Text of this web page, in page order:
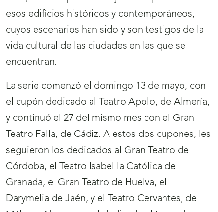
esos edificios históricos y contemporáneos,
cuyos escenarios han sido y son testigos de la
vida cultural de las ciudades en las que se
encuentran.
La serie comenzó el domingo 13 de mayo, con
el cupón dedicado al Teatro Apolo, de Almería,
y continuó el 27 del mismo mes con el Gran
Teatro Falla, de Cádiz. A estos dos cupones, les
seguieron los dedicados al Gran Teatro de
Córdoba, el Teatro Isabel la Católica de
Granada, el Gran Teatro de Huelva, el
Darymelia de Jaén, y el Teatro Cervantes, de